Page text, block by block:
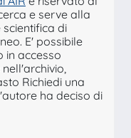
e serve alla
di
E' possibile
in accesso
Richiedi una
ha deciso di